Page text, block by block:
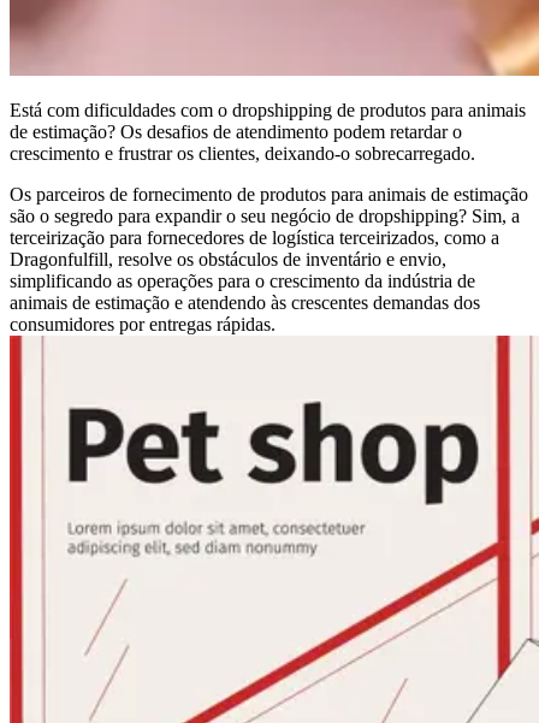
Está com dificuldades com o dropshipping de produtos para animais
de estimação? Os desafios de atendimento podem retardar o
crescimento e frustrar os clientes, deixando-o sobrecarregado.
Os parceiros de fornecimento de produtos para animais de estimação
são o segredo para expandir o seu negócio de dropshipping? Sim, a
terceirização para fornecedores de logística terceirizados, como a
Dragonfulfill, resolve os obstáculos de inventário e envio,
simplificando as operações para o crescimento da indústria de
animais de estimação e atendendo às crescentes demandas dos
consumidores por entregas rápidas.